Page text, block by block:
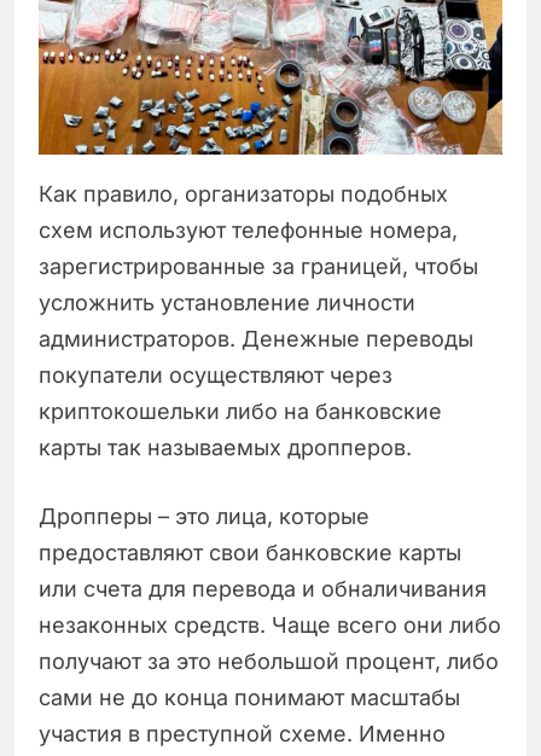
Как правило, организаторы подобных
схем используют телефонные номера,
зарегистрированные за границей, чтобы
усложнить установление личности
администраторов. Денежные переводы
покупатели осуществляют через
криптокошельки либо на банковские
карты так называемых дропперов.
Дропперы – это лица, которые
предоставляют свои банковские карты
или счета для перевода и обналичивания
незаконных средств. Чаще всего они либо
получают за это небольшой процент, либо
сами не до конца понимают масштабы
участия в преступной схеме. Именно